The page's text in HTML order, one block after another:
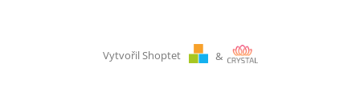
Vytvořil Shoptet &